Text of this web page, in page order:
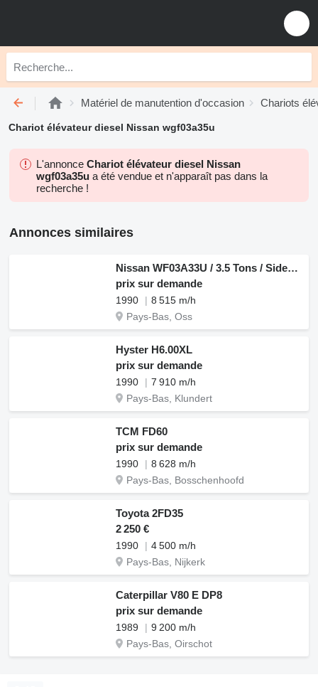
Matériel de manutention d'occasion Chariots
Chariot élévateur diesel Nissan wgf03a35u
L'annonce Chariot élévateur diesel Nissan
wgf03a35u a été vendue et n'apparaît pas dans la
recherche !
Annonces similaires
Nissan WF03A33U / 3.5 Tons / Sideshift / Hydraulische Lepel Versteller
prix sur demande
1990
8 515 m/h
Pays-Bas, Oss
Hyster H6.00XL
prix sur demande
1990
7 910 m/h
Pays-Bas, Klundert
TCM FD60
prix sur demande
1990
8 628 m/h
Pays-Bas, Bosschenhoofd
Toyota 2FD35
2 250 €
1990
4 500 m/h
Pays-Bas, Nijkerk
Caterpillar V80 E DP8
prix sur demande
1989
9 200 m/h
Pays-Bas, Oirschot